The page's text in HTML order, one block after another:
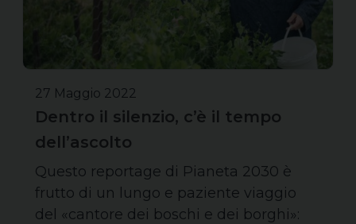
27 Maggio 2022
Dentro il silenzio, c’è il tempo
dell’ascolto
Questo reportage di Pianeta 2030 è
frutto di un lungo e paziente viaggio
del «cantore dei boschi e dei borghi»: